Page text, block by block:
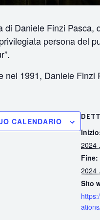
di Daniele Finzi
persona del
nel 1991, Daniele
CALENDARIO
2024
Fine:
2024
Sito